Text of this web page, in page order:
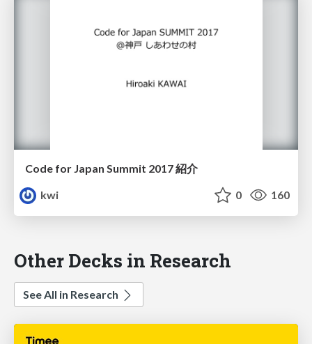
Code for Japan Summit 2017 紹介
kwi
0 160
Other Decks in Research
See All in Research